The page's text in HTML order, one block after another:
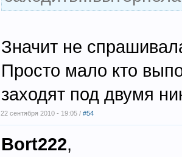
Значит не
Просто мало кто
заходят под двумя
22 сентября 2010 - 19:05 / #54
Bort222,